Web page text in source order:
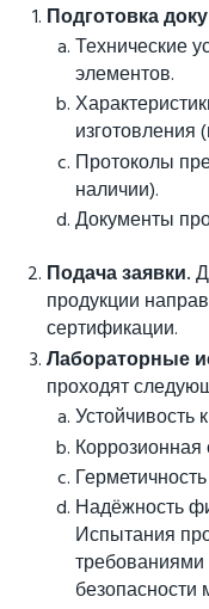
Подготовка
Технические
элементов.
изготовления
Протоколы
наличии).
Документы
Подача заявки.
продукции
сертификации.
Лабораторные
проходят
Устойчивость
Коррозионная
Надёжность
Испытания